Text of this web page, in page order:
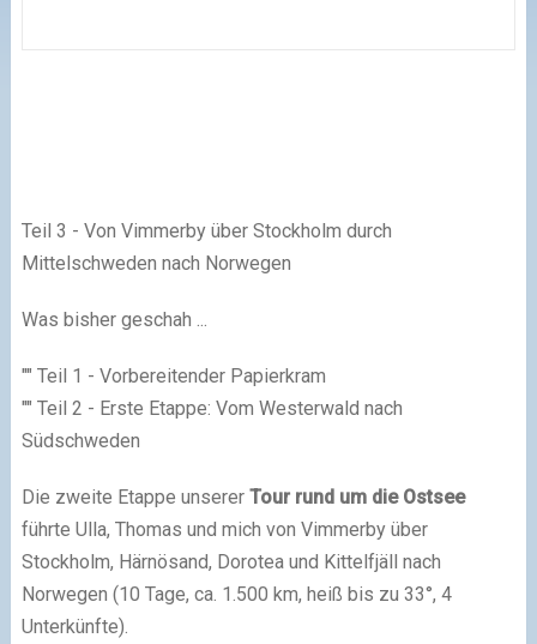
Teil 3 - Von Vimmerby über Stockholm durch
Mittelschweden nach Norwegen
Was bisher geschah ...
"" Teil 1 - Vorbereitender Papierkram
"" Teil 2 - Erste Etappe: Vom Westerwald nach
Südschweden
Die zweite Etappe unserer Tour rund um die Ostsee
führte Ulla, Thomas und mich von Vimmerby über
Stockholm, Härnösand, Dorotea und Kittelfjäll nach
Norwegen (10 Tage, ca. 1.500 km, heiß bis zu 33°, 4
Unterkünfte).